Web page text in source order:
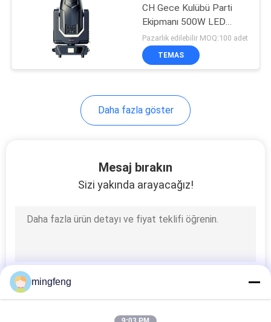
lambası
LED Dış Peyzaj
CH Gece Kulübü Parti
Ekipmanı 500W LED
Hareketli Baş Noktası
Işığı
Pazarlık edilebilir MOQ:100 adet
TEMAS
Daha fazla göster
Mesaj bırakın
Sizi yakında arayacağız!
mingfeng